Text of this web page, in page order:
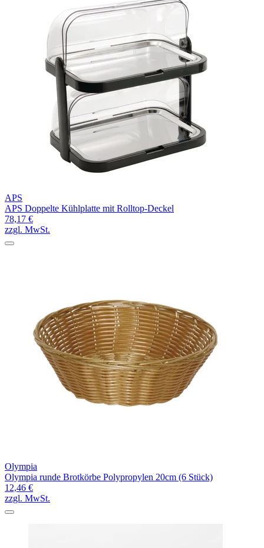
APS
APS Doppelte Kühlplatte mit Rolltop-Deckel
78,17 €
zzgl. MwSt.
Olympia
Olympia runde Brotkörbe Polypropylen 20cm (6 Stück)
12,46 €
zzgl. MwSt.